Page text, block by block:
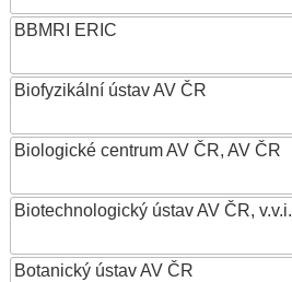
BBMRI ERIC
Biofyzikální ústav AV ČR
Biologické centrum AV ČR, AV ČR
Biotechnologický ústav AV ČR, v.v.i.
Botanický ústav AV ČR